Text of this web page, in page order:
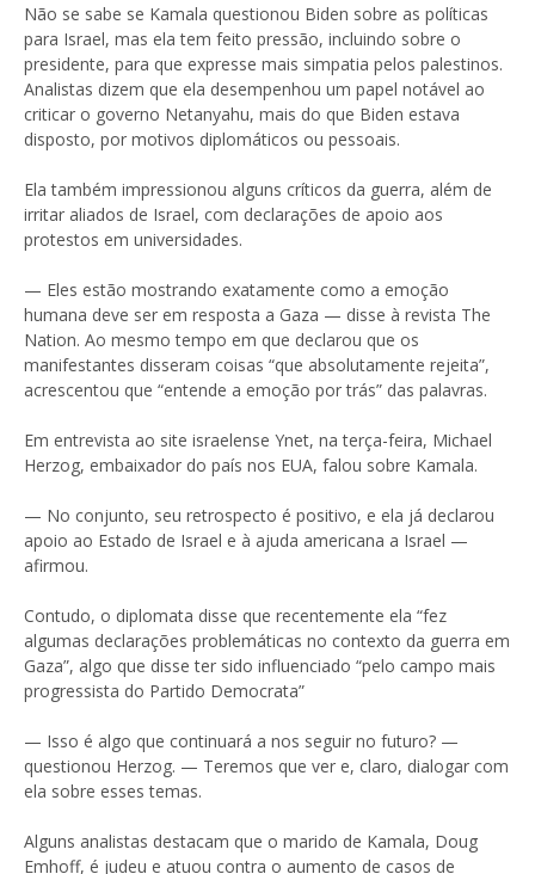
Não se sabe se Kamala questionou Biden sobre as políticas
para Israel, mas ela tem feito pressão, incluindo sobre o
presidente, para que expresse mais simpatia pelos palestinos.
Analistas dizem que ela desempenhou um papel notável ao
criticar o governo Netanyahu, mais do que Biden estava
disposto, por motivos diplomáticos ou pessoais.
Ela também impressionou alguns críticos da guerra, além de
irritar aliados de Israel, com declarações de apoio aos
protestos em universidades.
— Eles estão mostrando exatamente como a emoção
humana deve ser em resposta a Gaza — disse à revista The
Nation. Ao mesmo tempo em que declarou que os
manifestantes disseram coisas “que absolutamente rejeita”,
acrescentou que “entende a emoção por trás” das palavras.
Em entrevista ao site israelense Ynet, na terça-feira, Michael
Herzog, embaixador do país nos EUA, falou sobre Kamala.
— No conjunto, seu retrospecto é positivo, e ela já declarou
apoio ao Estado de Israel e à ajuda americana a Israel —
afirmou.
Contudo, o diplomata disse que recentemente ela “fez
algumas declarações problemáticas no contexto da guerra em
Gaza”, algo que disse ter sido influenciado “pelo campo mais
progressista do Partido Democrata”
— Isso é algo que continuará a nos seguir no futuro? —
questionou Herzog. — Teremos que ver e, claro, dialogar com
ela sobre esses temas.
Alguns analistas destacam que o marido de Kamala, Doug
Emhoff, é judeu e atuou contra o aumento de casos de